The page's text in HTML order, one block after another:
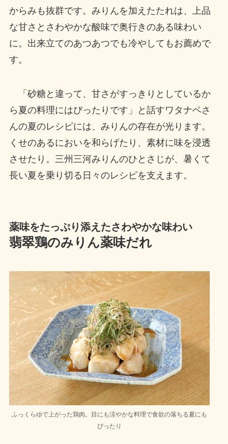
からみも抜群です。みりんを加えたたれは、上品
な甘さとさわやかな酸味で奥行きのある味わい
に。出来立てのあつあつでも冷やしてもお薦めで
す。
「砂糖と違って、甘さがすっきりとしているか
ら夏の料理にはぴったりです」と話すワタナベさ
んの夏のレシピには、みりんの存在が光ります。
くせのあるにおいを和らげたり、素材に味を浸透
させたり。三州三河みりんのひとさじが、暑くて
長い夏を乗り切る日々のレシピを支えます。
薬味をたっぷり添えたさわやかな味わい
翡翠鶏のみりん薬味だれ
ふっくらゆで上がった鶏肉。目にも涼やかな料理で食欲の落ちる夏にも
ぴったり